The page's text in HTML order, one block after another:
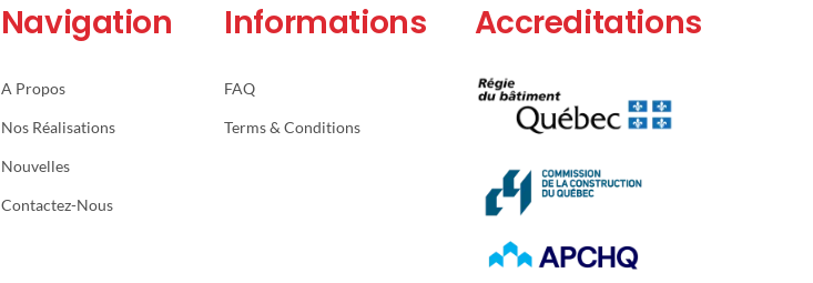
Navigation
A Propos
Nos Réalisations
Nouvelles
Contactez-Nous
Informations
FAQ
Terms & Conditions
Accreditations